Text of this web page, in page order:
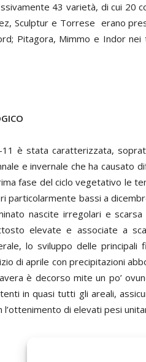
43 varietà, di cui 20
Sculptur e Torrese erano
Pitagora, Mimmo e Indor
11 è stata caratterizzata,
e invernale che ha causato
fase del ciclo vegetativo le
particolarmente bassi a
nascite irregolari e
elevate e associate a
lo sviluppo delle principali
di aprile con precipitazioni
è decorso mite un po’
in quasi tutti gli areali,
di elevati pesi